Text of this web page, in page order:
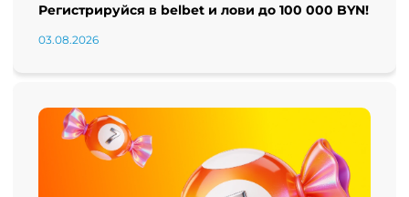
Регистрируйся в belbet и лови до 100 000 BYN!
03.08.2026